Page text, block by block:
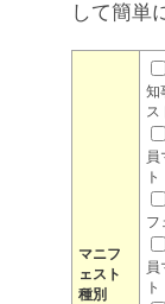
して簡単
マニフ
ェスト
種別
知
ス
員
ト
フ
員
ト